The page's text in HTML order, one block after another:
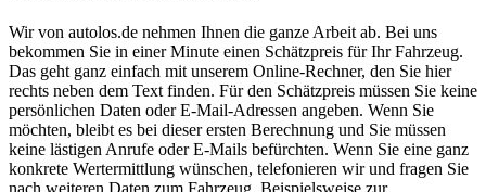
Wir von autolos.de nehmen Ihnen die ganze Arbeit ab. Bei uns
bekommen Sie in einer Minute einen Schätzpreis für Ihr Fahrzeug.
Das geht ganz einfach mit unserem Online-Rechner, den Sie hier
rechts neben dem Text finden. Für den Schätzpreis müssen Sie keine
persönlichen Daten oder E-Mail-Adressen angeben. Wenn Sie
möchten, bleibt es bei dieser ersten Berechnung und Sie müssen
keine lästigen Anrufe oder E-Mails befürchten. Wenn Sie eine ganz
konkrete Wertermittlung wünschen, telefonieren wir und fragen Sie
nach weiteren Daten zum Fahrzeug. Beispielsweise zur